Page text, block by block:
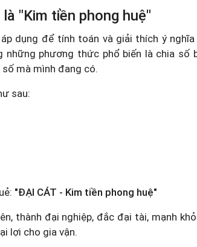
"Kim tiền phong huệ"
dụng để tính toán và giải thích ý
phương thức phổ biến là chia số
số mà mình đang có.
sau:
"ĐẠI CÁT - Kim tiền phong huệ"
thành đại nghiệp, đắc đại tài, mạnh
lợi cho gia vận.